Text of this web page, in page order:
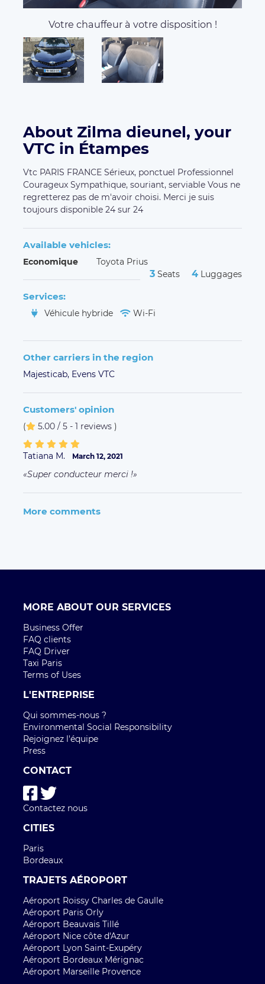
Votre chauffeur à votre disposition !
About Zilma dieunel, your
VTC in Étampes
Vtc PARIS FRANCE Sérieux, ponctuel Professionnel
Courageux Sympathique, souriant, serviable Vous ne
regretterez pas de m'avoir choisi. Merci je suis
toujours disponible 24 sur 24
Available vehicles:
Economique Toyota Prius
3 Seats 4 Luggages
Services:
Véhicule hybride Wi-Fi
Other carriers in the region
Majesticab, Evens VTC
Customers' opinion
( 5.00 / 5 - 1 reviews )
Tatiana M. March 12, 2021
Super conducteur merci !
More comments
MORE ABOUT OUR SERVICES
Business Offer
FAQ clients
FAQ Driver
Taxi Paris
Terms of Uses
L'ENTREPRISE
Qui sommes-nous ?
Environmental Social Responsibility
Rejoignez l'équipe
Press
CONTACT
Contactez nous
CITIES
Paris
Bordeaux
TRAJETS AÉROPORT
Aéroport Roissy Charles de Gaulle
Aéroport Paris Orly
Aéroport Beauvais Tillé
Aéroport Nice côte d'Azur
Aéroport Lyon Saint-Exupéry
Aéroport Bordeaux Mérignac
Aéroport Marseille Provence